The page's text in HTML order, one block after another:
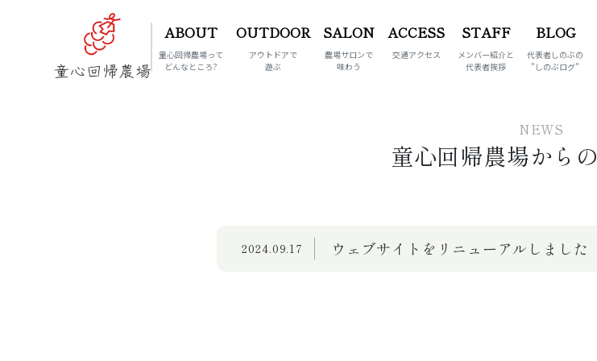
ABOUT
童心回帰農場って
どんなところ?
OUTDOOR
アウトドアで
遊ぶ
SALON
農場サロンで
味わう
ACCESS
交通アクセス
STAFF
メンバー紹介と
代表者挨拶
BLOG
代表者しのぶの
”しのぶログ”
NEWS
童心回帰農場からの
2024.09.17 ウェブサイトをリニューアルしました